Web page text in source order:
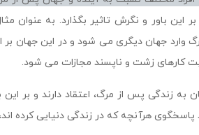
این باور و نگرش تاثیر بگذارد. به عنوان
وارد جهان دیگری می شود و در این جهان بر
کارهای زشت و ناپسند مجازات می شود.
به زندگی پس از مرگ، اعتقاد دارند و بر
هرآنچه که در زندگی دنیایی کرده